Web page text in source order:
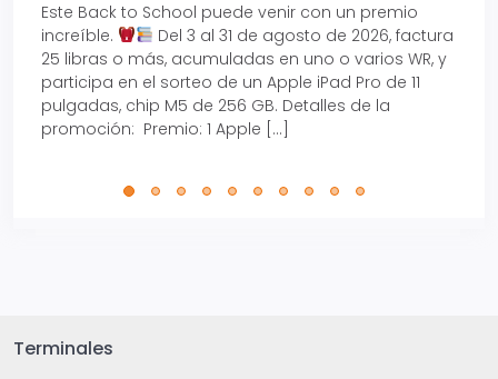
Este Back to School puede venir con un premio
increíble.
Del 3 al 31 de agosto de 2026, factura
25 libras o más, acumuladas en uno o varios WR, y
participa en el sorteo de un Apple iPad Pro de 11
pulgadas, chip M5 de 256 GB. Detalles de la
promoción: Premio: 1 Apple […]
Terminales